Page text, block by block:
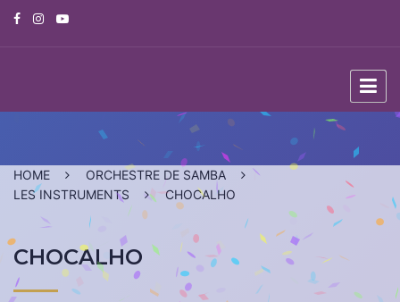
HOME
ORCHESTRE DE SAMBA
LES INSTRUMENTS
CHOCALHO
CHOCALHO